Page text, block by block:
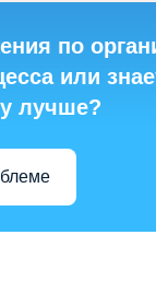
по
или
лучше?